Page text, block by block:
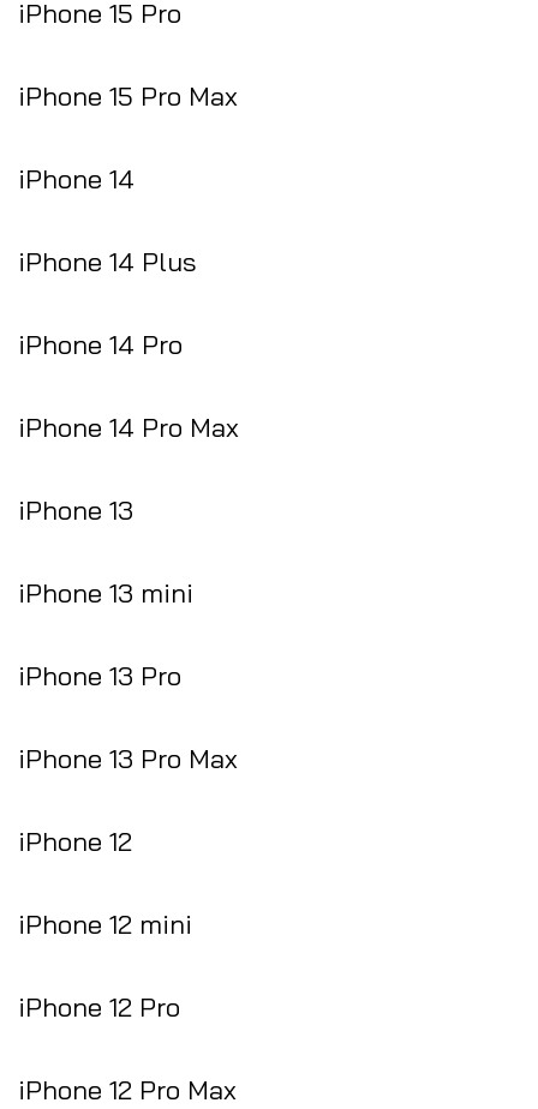
iPhone 15 Pro
iPhone 15 Pro Max
iPhone 14
iPhone 14 Plus
iPhone 14 Pro
iPhone 14 Pro Max
iPhone 13
iPhone 13 mini
iPhone 13 Pro
iPhone 13 Pro Max
iPhone 12
iPhone 12 mini
iPhone 12 Pro
iPhone 12 Pro Max